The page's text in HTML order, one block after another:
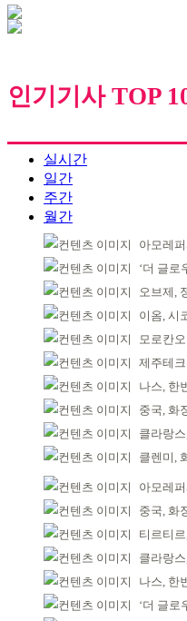
인기기사 TOP
실시간
일간
주간
월간
아모레퍼시
‘더 글로우
오브제, 정
이옴, 시코
모로칸오
제주테
나스, 한
중국, 화장
클라랑스,
클렌미,
아모레퍼시
중국, 화장
티르티르,
클라랑스,
나스, 한
‘더 글로우